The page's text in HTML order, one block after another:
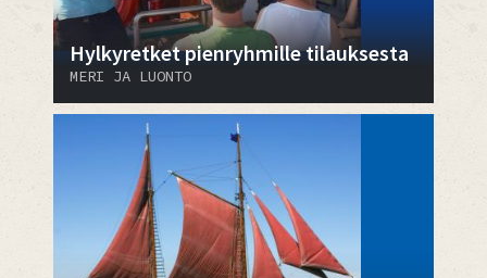
Hylkyretket pienryhmille tilauksesta
MERI JA LUONTO